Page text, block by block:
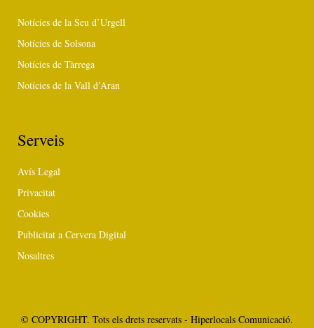
Notícies de la Seu d’Urgell
Notícies de Solsona
Notícies de Tàrrega
Notícies de la Vall d’Aran
Serveis
Avís Legal
Privacitat
Cookies
Publicitat a Cervera Digital
Nosaltres
© COPYRIGHT. Tots els drets reservats - Hiperlocals Comunicació.